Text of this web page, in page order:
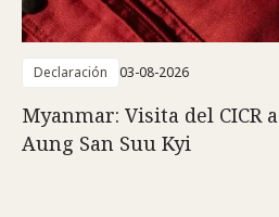
Declaración 03-08-2026
Myanmar: Visita del CICR a
Aung San Suu Kyi